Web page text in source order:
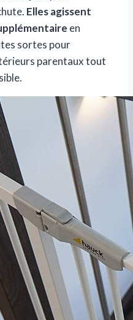
Elles agissent
en
sortes pour
parentaux tout